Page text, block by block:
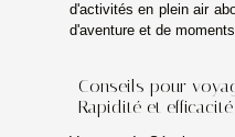
d'activités en plein air
d'aventure et de
Conseils pour
Rapidité et efficacité